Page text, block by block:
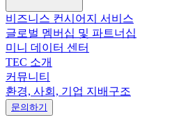
비즈니스 컨시어지 서비스
글로벌 멤버십 및 파트너십
미니 데이터 센터
TEC 소개
커뮤니티
환경, 사회, 기업 지배구조
문의하기